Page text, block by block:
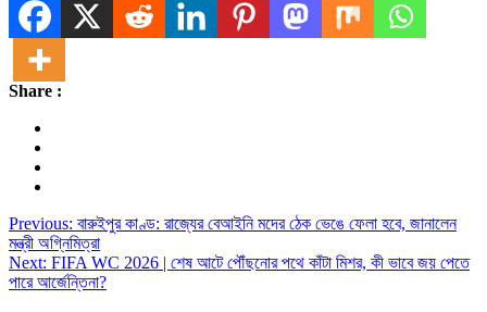
Share
Share :
Post
navigation
Previous: বারুইপুর কাণ্ড: রাজ্যের বেআইনি মদের ঠেক ভেঙে ফেলা হবে, জানালেন
মন্ত্রী অগ্নিমিত্রা
Next: FIFA WC 2026 | শেষ আটে পৌঁছনোর পথে কাঁটা মিশর, কী ভাবে জয় পেতে
পারে আর্জেন্তিনা?